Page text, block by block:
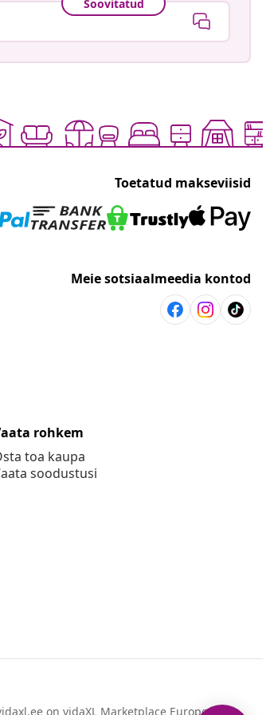
Soovitatud
Toetatud makseviisid
Meie sotsiaalmeedia kontod
rohkem
toa kaupa
soodustusi
on vidaXL Marketplace Europe B.V.